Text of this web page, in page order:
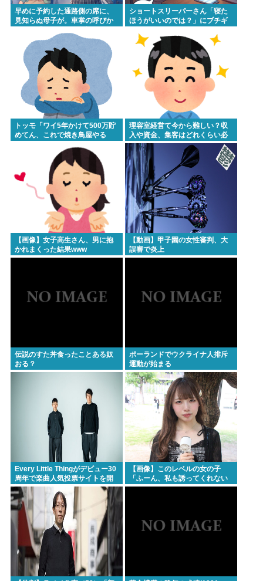
早めに予約した通路側の席に、
見知らぬ母子が。車掌の呼びか
居座られました。無理やり奪わ
れた席は、結局“やったもん勝
ち”になっ...
ショートスリーパーさん「寝た
ほうがいいのでは？」にブチギ
トッモ「ワイ5年かけて500万貯
めてん、これで焼き鳥屋やる
理容室経営て今から難しい？収
入や資金、集客はどれくらい必
要？？
【画像】女子高生さん、男に抱
かれまくった結果www
【動画】甲子園の女性審判、大
誤審で炎上
伝説のすた丼食ったことある奴
おる？
ポーランドでウクライナ人排斥
運動が始まる
Every Little Thingがデビュー30
周年で楽曲人気投票サイトを開
設 俺はもちろんFace the
Changeに入れてきたぞ
【画像】このレベルの女の子
「ふーん、私も誘ってくれない
んだ⋯」